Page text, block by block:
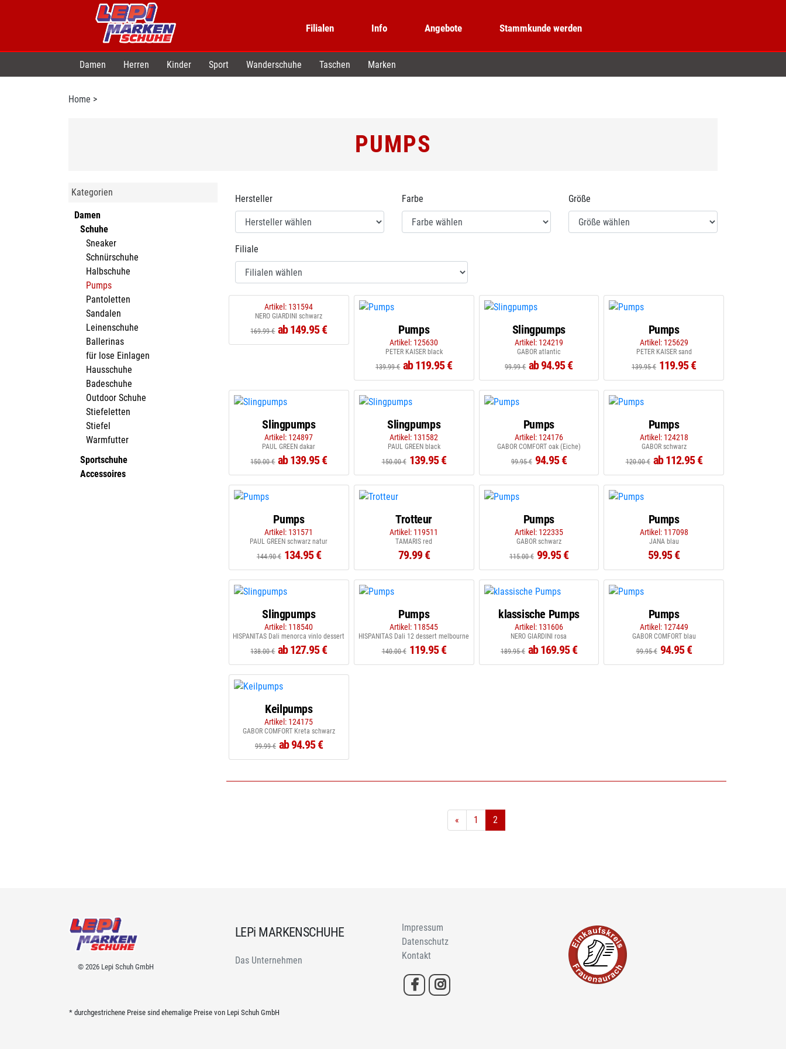
Filialen Info Angebote Stammkunde werden
Damen Herren Kinder Sport Wanderschuhe Taschen Marken
Home >
PUMPS
Kategorien
Damen
Schuhe
Sneaker
Schnürschuhe
Halbschuhe
Pumps
Pantoletten
Sandalen
Leinenschuhe
Ballerinas
für lose Einlagen
Hausschuhe
Badeschuhe
Outdoor Schuhe
Stiefeletten
Stiefel
Warmfutter
Sportschuhe
Accessoires
Hersteller Farbe Größe
Filiale
Artikel: 131594
NERO GIARDINI schwarz
169.99 € ab 149.95 € Pumps
Artikel: 125630
PETER KAISER black
139.99 € ab 119.95 €
Slingpumps
Artikel: 124219
GABOR atlantic
99.99 € ab 94.95 €
Pumps
Artikel: 125629
PETER KAISER sand
139.95 € 119.95 €
Slingpumps
Artikel: 124897
PAUL GREEN dakar
150.00 € ab 139.95 €
Slingpumps
Artikel: 131582
PAUL GREEN black
150.00 € 139.95 €
Pumps
Artikel: 124176
GABOR COMFORT oak (Eiche)
99.95 € 94.95 €
Pumps
Artikel: 124218
GABOR schwarz
120.00 € ab 112.95 €
Pumps
Artikel: 131571
PAUL GREEN schwarz natur
144.90 € 134.95 €
Trotteur
Artikel: 119511
TAMARIS red
79.99 €
Pumps
Artikel: 122335
GABOR schwarz
115.00 € 99.95 €
Pumps
Artikel: 117098
JANA blau
59.95 €
Slingpumps
Artikel: 118540
HISPANITAS Dali menorca vinlo dessert
138.00 € ab 127.95 €
Pumps
Artikel: 118545
HISPANITAS Dali 12 dessert melbourne
140.00 € 119.95 €
klassische Pumps
Artikel: 131606
NERO GIARDINI rosa
189.95 € ab 169.95 €
Pumps
Artikel: 127449
GABOR COMFORT blau
99.95 € 94.95 €
Keilpumps
Artikel: 124175
GABOR COMFORT Kreta schwarz
99.99 € ab 94.95 €
« 1 2
© 2026 Lepi Schuh GmbH
LEPi MARKENSCHUHE
Das Unternehmen
Impressum
Datenschutz
Kontakt
* durchgestrichene Preise sind ehemalige Preise von Lepi Schuh GmbH